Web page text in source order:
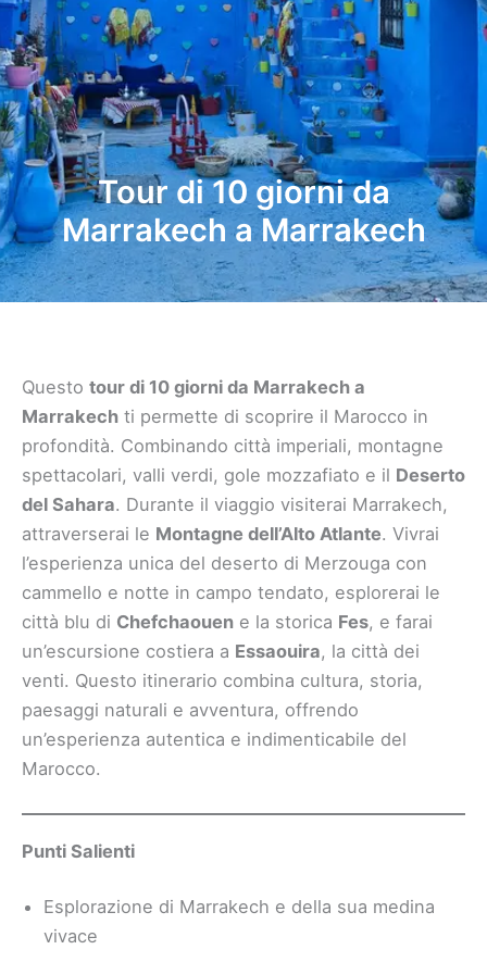
Tour di 10 giorni da
Marrakech a Marrakech
Questo tour di 10 giorni da Marrakech a
Marrakech ti permette di scoprire il Marocco in
profondità. Combinando città imperiali, montagne
spettacolari, valli verdi, gole mozzafiato e il Deserto
del Sahara. Durante il viaggio visiterai Marrakech,
attraverserai le Montagne dell’Alto Atlante. Vivrai
l’esperienza unica del deserto di Merzouga con
cammello e notte in campo tendato, esplorerai le
città blu di Chefchaouen e la storica Fes, e farai
un’escursione costiera a Essaouira, la città dei
venti. Questo itinerario combina cultura, storia,
paesaggi naturali e avventura, offrendo
un’esperienza autentica e indimenticabile del
Marocco.
Punti Salienti
Esplorazione di Marrakech e della sua medina
vivace